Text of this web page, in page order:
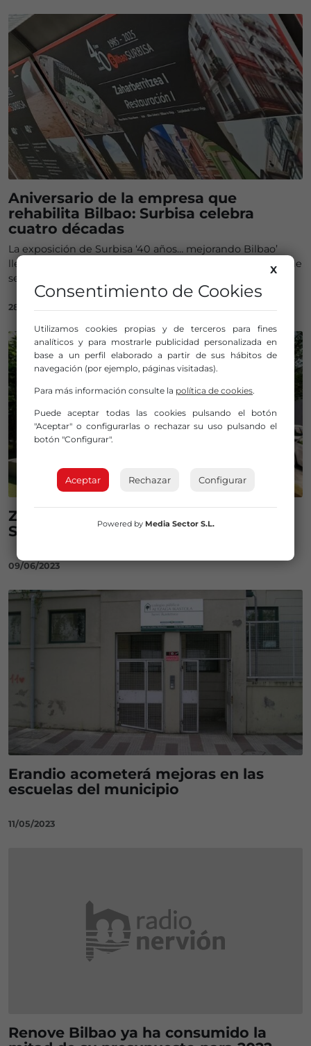
Aniversario de la empresa que
rehabilita Bilbao: Surbisa celebra
cuatro décadas
La exposición de Surbisa ‘40 años… mejorando Bilbao’
llega Metro Abando y podrá visitarse del 30 de julio al 2 de
septiembre.
28/07/2025
Zonas de deporte y descanso en
Santuxtu
09/06/2023
Erandio acometerá mejoras en las
escuelas del municipio
11/05/2023
Renove Bilbao ya ha consumido la
X
Consentimiento de Cookies
Utilizamos cookies propias y de terceros para fines
analíticos y para mostrarle publicidad personalizada en
base a un perfil elaborado a partir de sus hábitos de
navegación (por ejemplo, páginas visitadas).
Para más información consulte la política de cookies.
Puede aceptar todas las cookies pulsando el botón
"Aceptar" o configurarlas o rechazar su uso pulsando el
botón "Configurar".
Aceptar Rechazar Configurar
Powered by Media Sector S.L.